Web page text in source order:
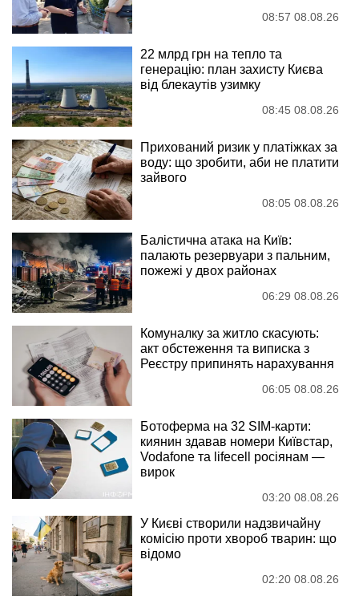
08:57 08.08.26
22 млрд грн на тепло та
генерацію: план захисту Києва
від блекаутів узимку
08:45 08.08.26
Прихований ризик у платіжках за
воду: що зробити, аби не платити
зайвого
08:05 08.08.26
Балістична атака на Київ:
палають резервуари з пальним,
пожежі у двох районах
06:29 08.08.26
Комуналку за житло скасують:
акт обстеження та виписка з
Реєстру припинять нарахування
06:05 08.08.26
Ботоферма на 32 SIM-карти:
киянин здавав номери Київстар,
Vodafone та lifecell росіянам —
вирок
03:20 08.08.26
У Києві створили надзвичайну
комісію проти хвороб тварин: що
відомо
02:20 08.08.26